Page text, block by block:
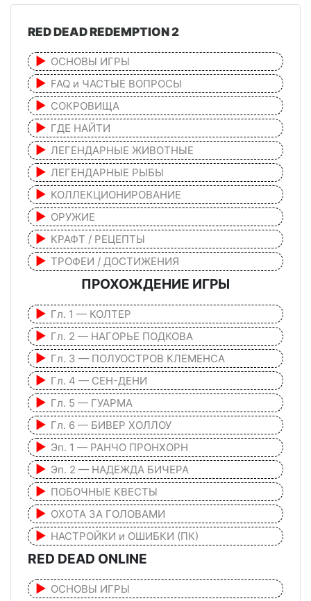
RED DEAD REDEMPTION 2
ОСНОВЫ ИГРЫ
FAQ и ЧАСТЫЕ ВОПРОСЫ
СОКРОВИЩА
ГДЕ НАЙТИ
ЛЕГЕНДАРНЫЕ ЖИВОТНЫЕ
ЛЕГЕНДАРНЫЕ РЫБЫ
КОЛЛЕКЦИОНИРОВАНИЕ
ОРУЖИЕ
КРАФТ / РЕЦЕПТЫ
ТРОФЕИ / ДОСТИЖЕНИЯ
ПРОХОЖДЕНИЕ ИГРЫ
Гл. 1 — КОЛТЕР
Гл. 2 — НАГОРЬЕ ПОДКОВА
Гл. 3 — ПОЛУОСТРОВ КЛЕМЕНСА
Гл. 4 — СЕН-ДЕНИ
Гл. 5 — ГУАРМА
Гл. 6 — БИВЕР ХОЛЛОУ
Эп. 1 — РАНЧО ПРОНХОРН
Эп. 2 — НАДЕЖДА БИЧЕРА
ПОБОЧНЫЕ КВЕСТЫ
ОХОТА ЗА ГОЛОВАМИ
НАСТРОЙКИ и ОШИБКИ (ПК)
RED DEAD ONLINE
ОСНОВЫ ИГРЫ